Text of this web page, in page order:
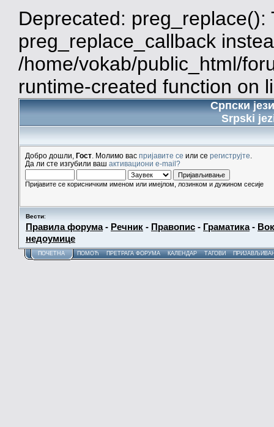
Deprecated:
preg_replace_callback
/home/vokab/public_html/
runtime-created function on
Српски
Srpski
Добро дошли, Гост . Молимо вас пријавите се или се региструјте
Да ли сте изгубили ваш активациони e-mail?
Пријавите се корисничким именом или имејлом, лозинком и дужином сесије
Вести:
Правила форума- Речник - Правопис - Граматика-
недоумице
ПОЧЕТНА ПОМОЋ ПРЕТРАГА ФОРУМА КАЛЕНДАР ТАГОВИ